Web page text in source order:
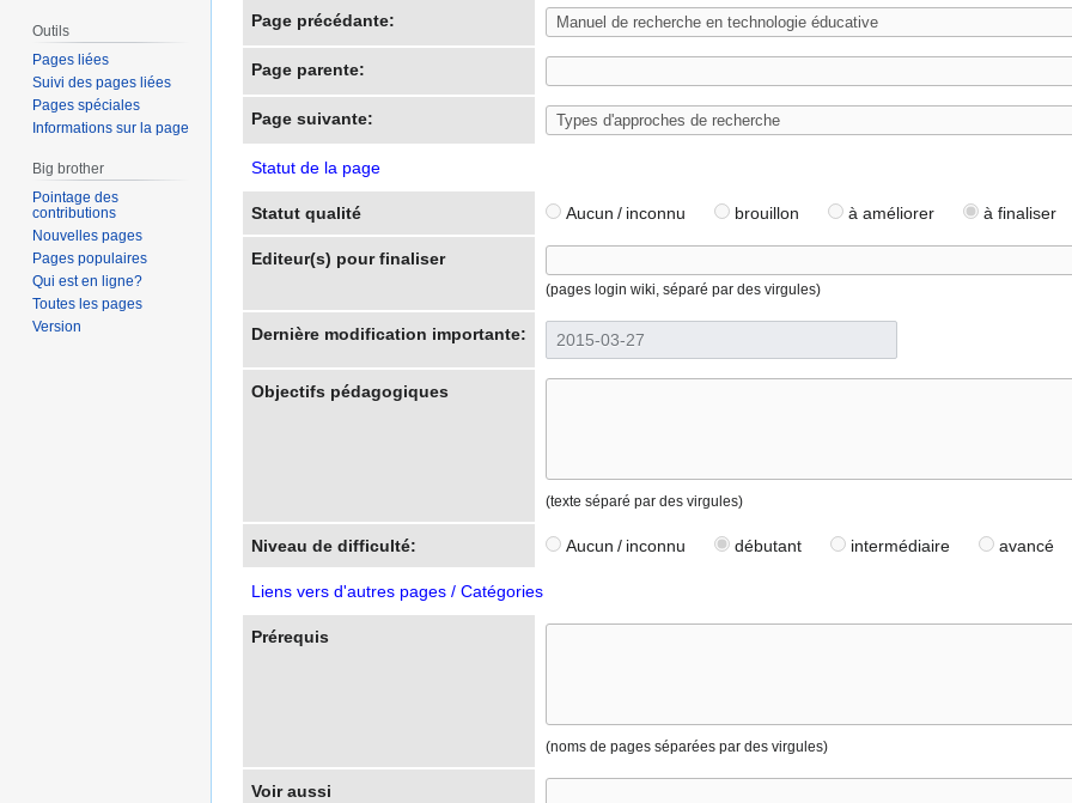
Page précédante:
Page parente:
Page suivante:
Statut de la page
Statut qualité Aucun / inconnu brouillon à améliorer à finaliser
Editeur(s) pour finaliser
(pages login wiki, séparé par des virgules)
Dernière modification importante:
Objectifs pédagogiques
(texte séparé par des virgules)
Niveau de difficulté: Aucun / inconnu débutant intermédiaire avancé
Liens vers d'autres pages / Catégories
Prérequis
(noms de pages séparées par des virgules)
Voir aussi
Outils
Pages liées
Suivi des pages liées
Pages spéciales
Informations sur la page
Big brother
Pointage des
contributions
Nouvelles pages
Pages populaires
Qui est en ligne?
Toutes les pages
Version